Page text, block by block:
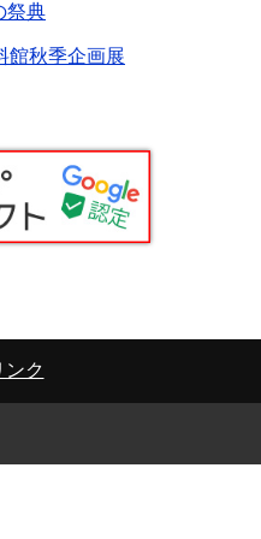
祭典
館秋季企画展
ンク